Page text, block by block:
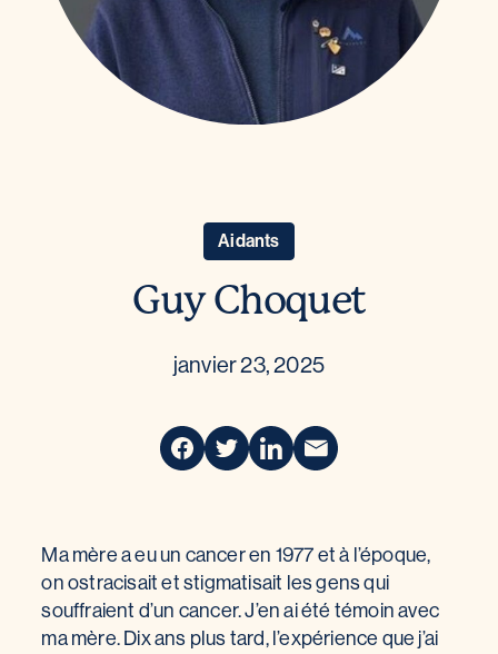
Aidants
Guy Choquet
janvier 23, 2025
Ma mère a eu un cancer en 1977 et à l’époque,
on ostracisait et stigmatisait les gens qui
souffraient d’un cancer. J’en ai été témoin avec
ma mère. Dix ans plus tard, l’expérience que j’ai